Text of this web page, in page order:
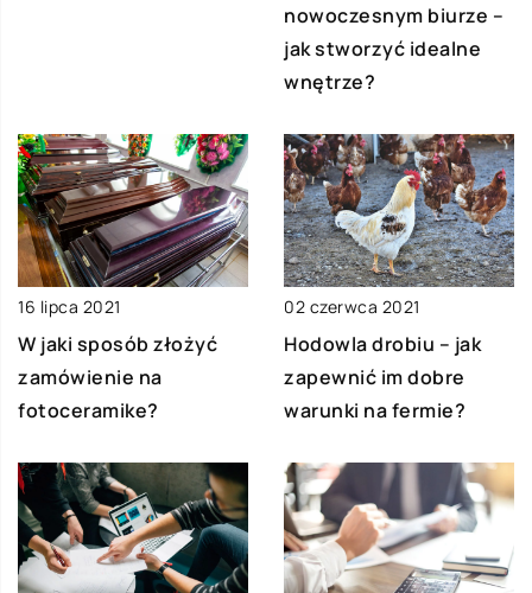
nowoczesnym biurze –
jak stworzyć idealne
wnętrze?
16 lipca 2021
W jaki sposób złożyć
zamówienie na
fotoceramike?
02 czerwca 2021
Hodowla drobiu – jak
zapewnić im dobre
warunki na fermie?